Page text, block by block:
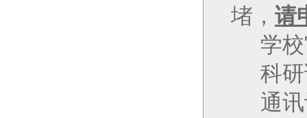
堵， 请
学
科
通